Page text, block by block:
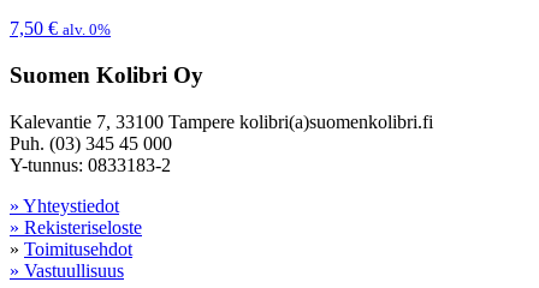
7,50 € alv. 0%
Suomen Kolibri Oy
Kalevantie 7, 33100 Tampere kolibri(a)suomenkolibri.fi
Puh. (03) 345 45 000
Y-tunnus: 0833183-2
» Yhteystiedot
» Rekisteriseloste
» Toimitusehdot
» Vastuullisuus